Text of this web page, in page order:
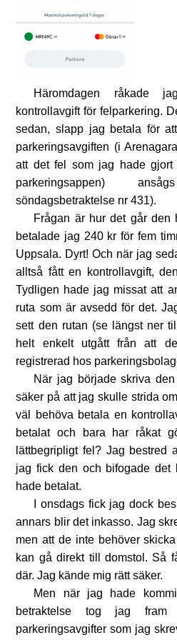
Häromdagen råkade
kontrollavgift för felparkering.
sedan, slapp jag betala för
parkeringsavgiften (i
att det fel som jag hade
parkeringsappen)
söndagsbetraktelse nr 431).
Frågan är hur det går den
betalade jag 240 kr för fem
Uppsala. Dyrt! Och när jag
alltså fått en kontrollavgift,
Tydligen hade jag missat att
ruta som är avsedd för det.
sett den rutan (se längst ner
helt enkelt utgått från att
registrerad hos
När jag började skriva
säker på att jag skulle strida
väl behöva betala en
betalat och bara har råkat
lättbegripligt fel? Jag bestred
jag fick den och bifogade det
hade betalat.
I onsdags fick jag dock
annars blir det inkasso. Jag
men att de inte behöver
kan gå direkt till domstol. Så
där. Jag kände mig rätt säker.
Men när jag hade
betraktelse tog jag fram
parkeringsavgifter som jag